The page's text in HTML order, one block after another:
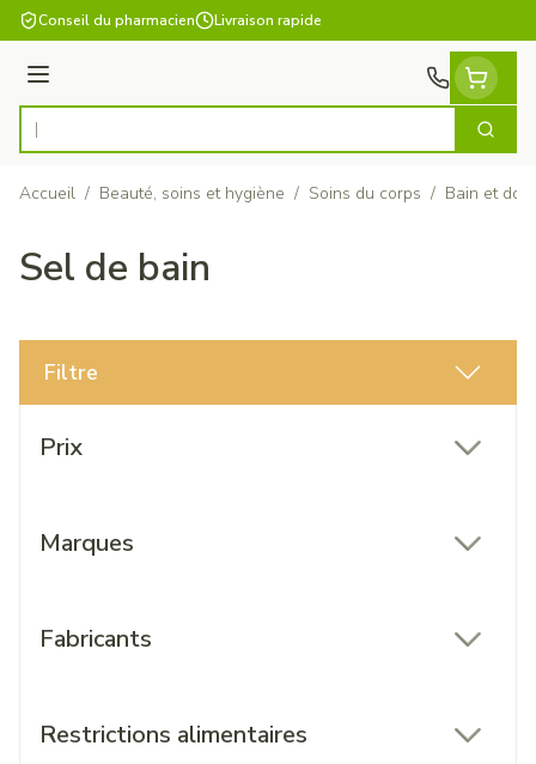
Aller au contenu
Conseil du pharmacien Livraison rapide
Menu
Rechercher
Accueil / Beauté, soins et hygiène / Soins du corps / Bain et
Sel de bain
Filtre
Prix
Marques
Fabricants
Restrictions alimentaires